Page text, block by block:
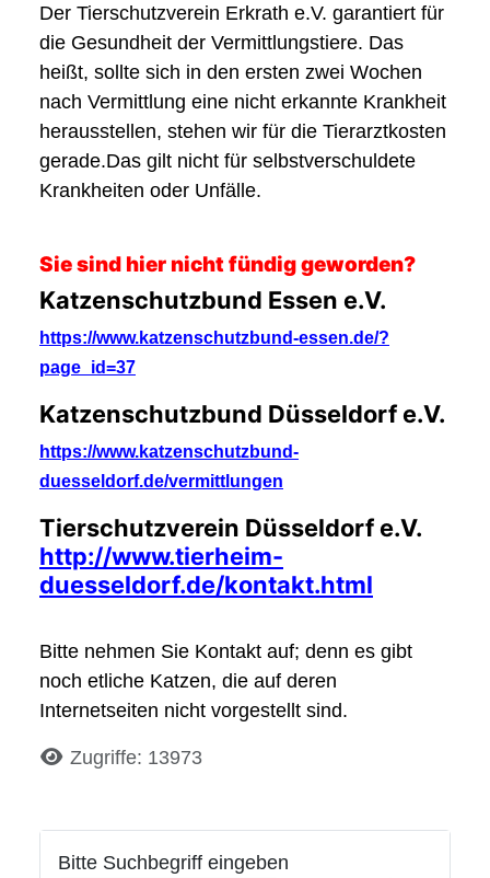
Bitte Suchbegriff eingeben
Der Tierschutzverein Erkrath e.V. garantiert für
die Gesundheit der Vermittlungstiere. Das
heißt, sollte sich in den ersten zwei Wochen
nach Vermittlung eine nicht erkannte Krankheit
herausstellen, stehen wir für die Tierarztkosten
gerade.Das gilt nicht für selbstverschuldete
Krankheiten oder Unfälle.
Sie sind hier nicht fündig geworden?
Katzenschutzbund Essen e.V.
https://www.katzenschutzbund-essen.de/?
page_id=37
Katzenschutzbund Düsseldorf e.V.
https://www.katzenschutzbund-
duesseldorf.de/vermittlungen
Tierschutzverein Düsseldorf e.V.
http://www.tierheim-
duesseldorf.de/kontakt.html
Bitte nehmen Sie Kontakt auf; denn es gibt
noch etliche Katzen, die auf deren
Internetseiten nicht vorgestellt sind.
DetailsZugriffe: 13973